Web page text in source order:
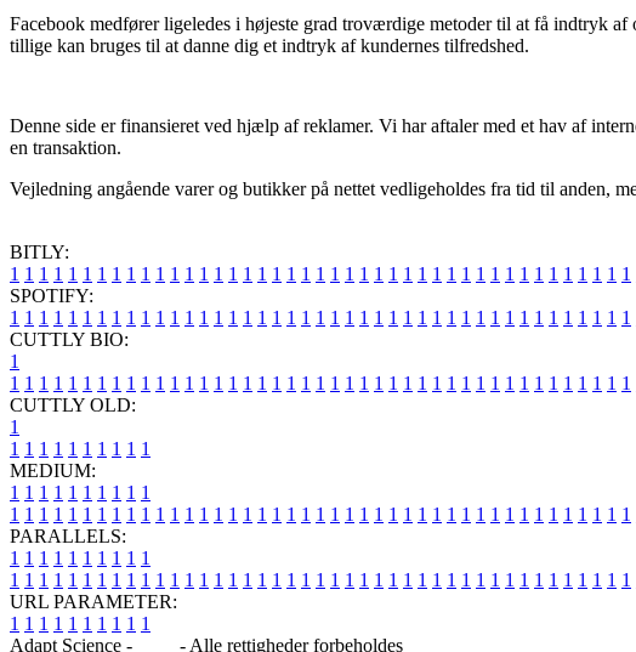
Facebook medfører ligeledes i højeste grad troværdige metoder til at få indtryk
tillige kan bruges til at danne dig et indtryk af kundernes tilfredshed.
Denne side er finansieret ved hjælp af reklamer. Vi har aftaler med et hav af
en transaktion.
Vejledning angående varer og butikker på nettet vedligeholdes fra tid til anden,
BITLY:
1 1 1 1 1 1 1 1 1 1 1 1 1 1 1 1 1 1 1 1 1 1 1 1 1 1 1 1 1 1 1 1 1 1 1 1 1 1 1 1 1 1 1
SPOTIFY:
1 1 1 1 1 1 1 1 1 1 1 1 1 1 1 1 1 1 1 1 1 1 1 1 1 1 1 1 1 1 1 1 1 1 1 1 1 1 1 1 1 1 1
CUTTLY BIO:
1
1 1 1 1 1 1 1 1 1 1 1 1 1 1 1 1 1 1 1 1 1 1 1 1 1 1 1 1 1 1 1 1 1 1 1 1 1 1 1 1 1 1 1
CUTTLY OLD:
1
1 1 1 1 1 1 1 1 1 1
MEDIUM:
1 1 1 1 1 1 1 1 1 1
1 1 1 1 1 1 1 1 1 1 1 1 1 1 1 1 1 1 1 1 1 1 1 1 1 1 1 1 1 1 1 1 1 1 1 1 1 1 1 1 1 1 1
PARALLELS:
1 1 1 1 1 1 1 1 1 1
1 1 1 1 1 1 1 1 1 1 1 1 1 1 1 1 1 1 1 1 1 1 1 1 1 1 1 1 1 1 1 1 1 1 1 1 1 1 1 1 1 1 1
URL PARAMETER:
1 1 1 1 1 1 1 1 1 1
Adapt Science -
- Alle rettigheder forbeholdes